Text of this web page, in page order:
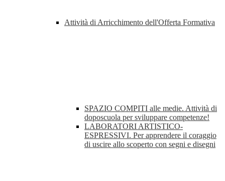
Attività di Arricchimento dell'Offerta Formativa
SPAZIO COMPITI alle medie. Attività di
doposcuola per sviluppare competenze!
LABORATORI ARTISTICO-
ESPRESSIVI. Per apprendere il coraggio
di uscire allo scoperto con segni e disegni